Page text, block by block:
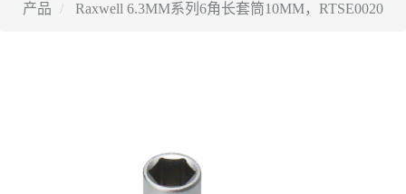
产品 Raxwell 6.3MM系列6角长套筒10MM，RTSE0020